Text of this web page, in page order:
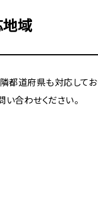
地域
都道府県も対応して
合わせください。